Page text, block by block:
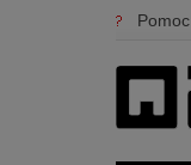
Pomoc